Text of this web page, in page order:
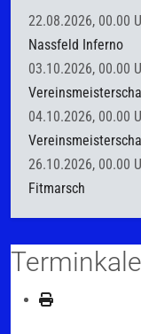
22.08.2026, 00.00
Nassfeld Inferno
03.10.2026, 00.00
04.10.2026, 00.00
26.10.2026, 00.00
Fitmarsch